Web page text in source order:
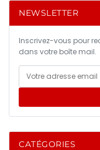
NEWSLETTER
Inscrivez-vous pour
dans votre boîte mail.
CATÉGORIES